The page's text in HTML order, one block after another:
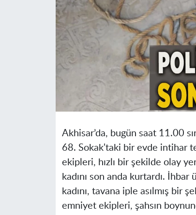
Akhisar’da, bugün saat 11.00
68. Sokak'taki bir evde intihar
ekipleri, hızlı bir şekilde olay
kadını son anda kurtardı.
kadını, tavana iple asılmış bir
emniyet ekipleri, şahsın